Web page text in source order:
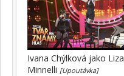
Ivana Chýlková jako Liza
Minnelli [Upoutávka]